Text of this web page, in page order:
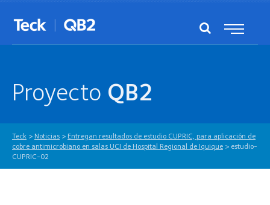
Proyecto QB2
Teck > Noticias > Entregan resultados de estudio CUPRIC, para aplicación de
cobre antimicrobiano en salas UCI de Hospital Regional de Iquique > estudio-
CUPRIC-02